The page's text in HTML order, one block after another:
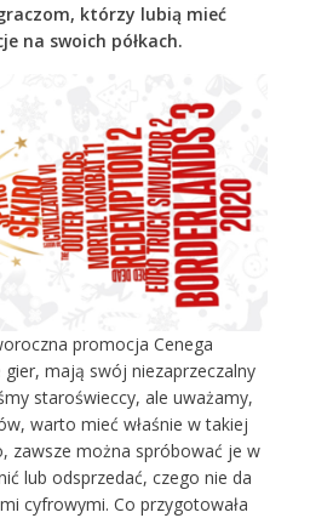
którzy lubią mieć
na swoich półkach.
promocja Cenega
gier, mają swój niezaprzeczalny
staroświeccy, ale uważamy,
warto mieć właśnie w takiej
zawsze można spróbować je w
lub odsprzedać, czego nie da
cyfrowymi. Co przygotowała